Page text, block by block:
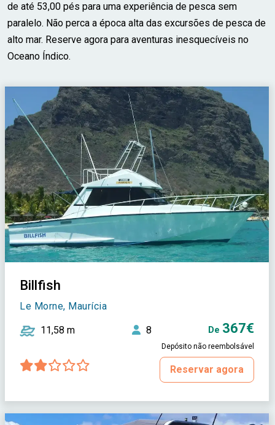
de até 53,00 pés para uma experiência de pesca sem
paralelo. Não perca a época alta das excursões de pesca de
alto mar. Reserve agora para aventuras inesquecíveis no
Oceano Índico.
Billfish
Le Morne, Maurícia
11,58 m 8 De 367€
Depósito não reembolsável
Reservar agora